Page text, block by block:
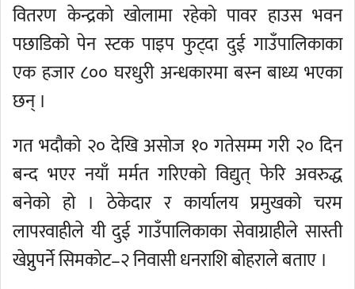
वितरण केन्द्रको खोलामा रहेको पावर हाउस भवन
पछाडिको पेन स्टक पाइप फुट्दा दुई गाउँपालिकाका
एक हजार ८०० घरधुरी अन्धकारमा बस्न बाध्य भएका
छन् ।
गत भदौको २० देखि असोज १० गतेसम्म गरी २० दिन
बन्द भएर नयाँ मर्मत गरिएको विद्युत् फेरि अवरुद्ध
बनेको हो । ठेकेदार र कार्यालय प्रमुखको चरम
लापरवाहीले यी दुई गाउँपालिकाका सेवाग्राहीले सास्ती
खेप्नुपर्ने सिमकोट–२ निवासी धनराशि बोहराले बताए ।